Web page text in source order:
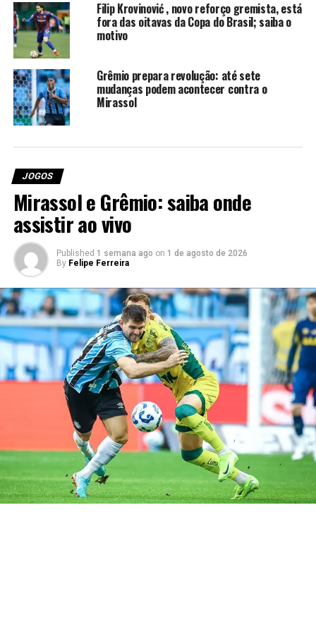
Gabriel Grando; Marcos Rocha, Noriega, Wagner
Leonardo e Lucas Esteves; Cuéllar, Arthur e
Edenílson; Alysson, Carlos Vinícius e Amuzu.
Técnico: Mano Menezes.
A bola vai rolar naArena do Grêmio
(horário de Brasília). Os torcedores que não forem à casa
transmissão.
Foto: Lucas Uebel/Grêmio
RELATED TOPICS:
GRÊMIO
GRÊMIO RETORNOS
GRÊMIO X SÃO PAULO AO VIVO
MARCOS ROCHA
SÃO PAULO
UP NEXT
Amuzu terá novo posicionamento no Grêmio
DON'T MISS
Grêmio terá setor com ingresso promocional contra o
São Paulo
Felipe Ferreira
Filip Krovinović , novo reforço gremista, está
fora das oitavas da Copa do Brasil; saiba o
motivo
Grêmio prepara revolução: até sete
mudanças podem acontecer contra o
Mirassol
JOGOS
Mirassol e Grêmio: saiba onde
assistir ao vivo
Published 1 semana ago on 1 de agosto de 2026
By Felipe Ferreira